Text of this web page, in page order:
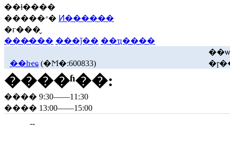
��ɫ����
�����״� Ͷ������
�г���̬
���̷��� ���ǰ�� ��ҵ����
��һҽҩ (�Ϻ�:600833)
��ѡ
����ʱ��:
���� 9:30——11:30
���� 13:00——15:00
--